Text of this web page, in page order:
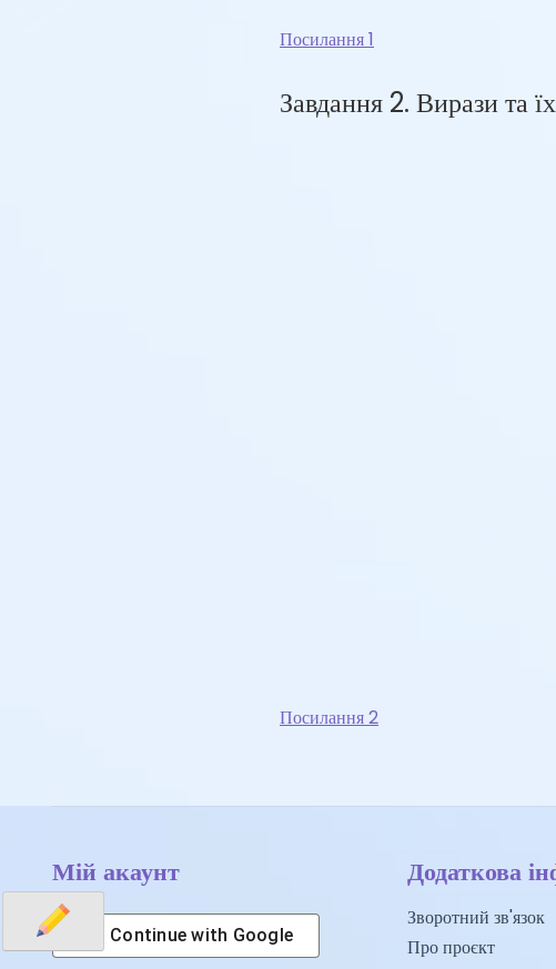
Посилання 1
Завдання 2. Вирази
Посилання 2
Мій акаунт
Continue with Google
Додаткова
Зворотний зв'язок
Про проєкт